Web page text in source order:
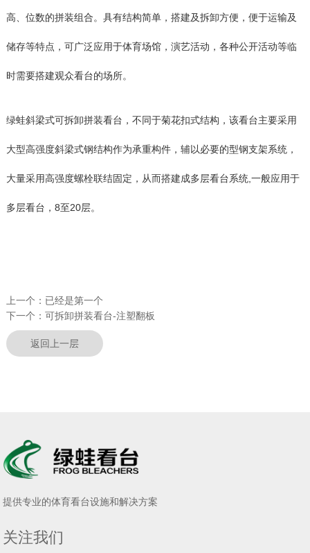
高、位数的拼装组合。具有结构简单，搭建及拆卸方便，便于运输及
储存等特点，可广泛应用于体育场馆，演艺活动，各种公开活动等临
时需要搭建观众看台的场所。
绿蛙斜梁式可拆卸拼装看台，不同于菊花扣式结构，该看台主要采用
大型高强度斜梁式钢结构作为承重构件，辅以必要的型钢支架系统，
大量采用高强度螺栓联结固定，从而搭建成多层看台系统,一般应用于
多层看台，8至20层。
上一个： 已经是第一个
下一个： 可拆卸拼装看台-注塑翻板
返回上一层
提供专业的体育看台设施和解决方案
关注我们